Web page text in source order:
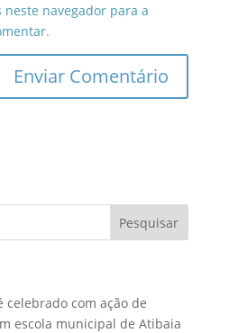
neste navegador para a
celebrado com ação de
escola municipal de Atibaia